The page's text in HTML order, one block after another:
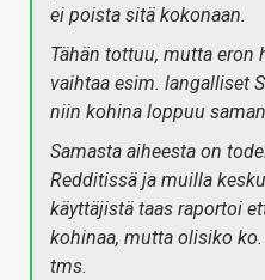
ei poista sitä kokonaan.
Tähän tottuu, mutta
vaihtaa esim. langalliset
niin kohina loppuu
Samasta aiheesta on
Redditissä ja muilla
käyttäjistä taas raportoi
kohinaa, mutta olisiko
tms.